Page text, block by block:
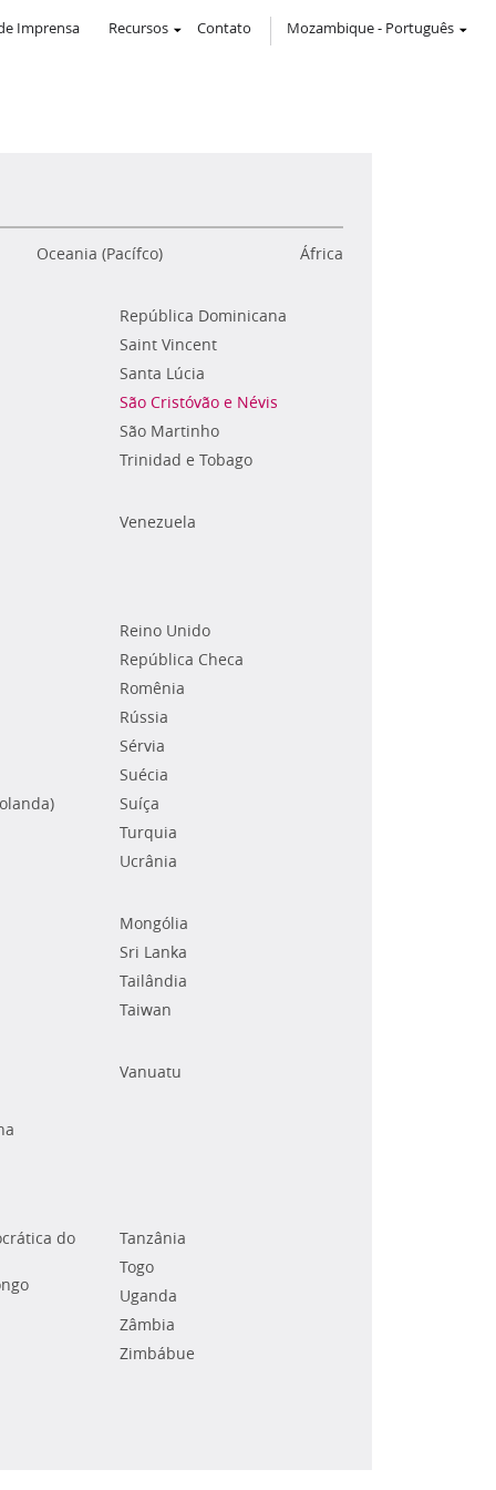
Imprensa Recursos Contato Mozambique- Português
Oceania (Pacífco) África
República Dominicana
Saint Vincent
Santa Lúcia
São Cristóvão e Névis
São Martinho
Trinidad e Tobago
Venezuela
Reino Unido
República Checa
Romênia
Rússia
Sérvia
Suécia
Suíça
Turquia
Ucrânia
Mongólia
Sri Lanka
Tailândia
Taiwan
Vanuatu
do
Tanzânia
Togo
Uganda
Zâmbia
Zimbábue